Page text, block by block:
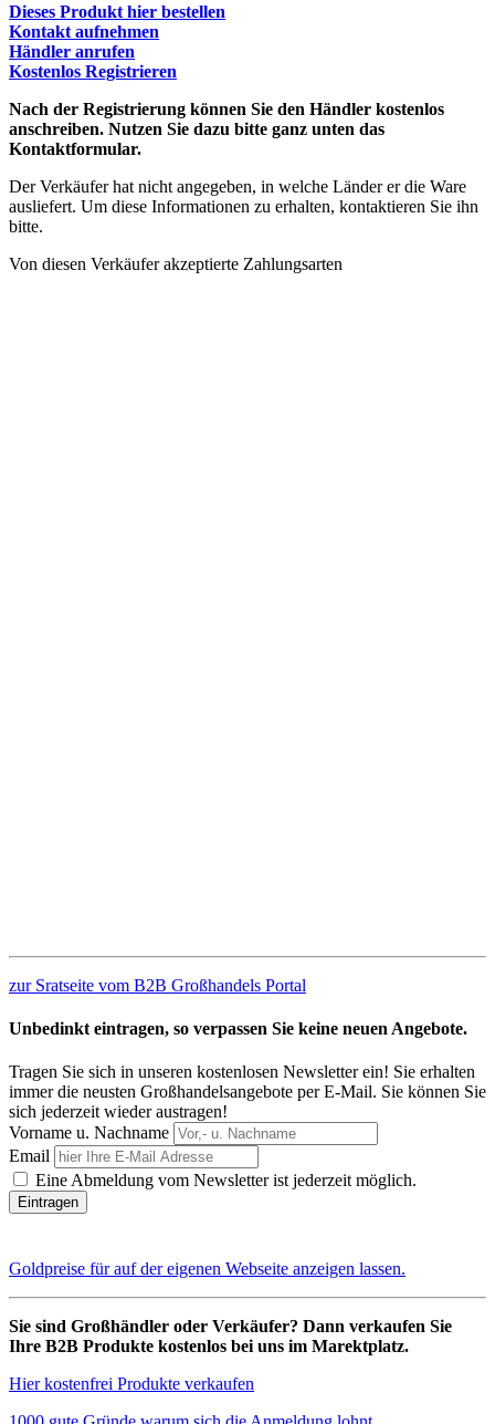
Dieses Produkt hier bestellen
Kontakt aufnehmen
Händler anrufen
Kostenlos Registrieren
Nach der Registrierung können Sie den Händler kostenlos
anschreiben. Nutzen Sie dazu bitte ganz unten das
Kontaktformular.
Der Verkäufer hat nicht angegeben, in welche Länder er die Ware
ausliefert. Um diese Informationen zu erhalten, kontaktieren Sie ihn
bitte.
Von diesen Verkäufer akzeptierte Zahlungsarten
zur Sratseite vom B2B Großhandels Portal
Unbedinkt eintragen, so verpassen Sie keine neuen Angebote.
Tragen Sie sich in unseren kostenlosen Newsletter ein! Sie erhalten
immer die neusten Großhandelsangebote per E-Mail. Sie können Sie
sich jederzeit wieder austragen!
Vorname u. Nachname
Email
Eine Abmeldung vom Newsletter ist jederzeit möglich.
Goldpreise für auf der eigenen Webseite anzeigen lassen.
Sie sind Großhändler oder Verkäufer? Dann verkaufen Sie
Ihre B2B Produkte kostenlos bei uns im Marektplatz.
Hier kostenfrei Produkte verkaufen